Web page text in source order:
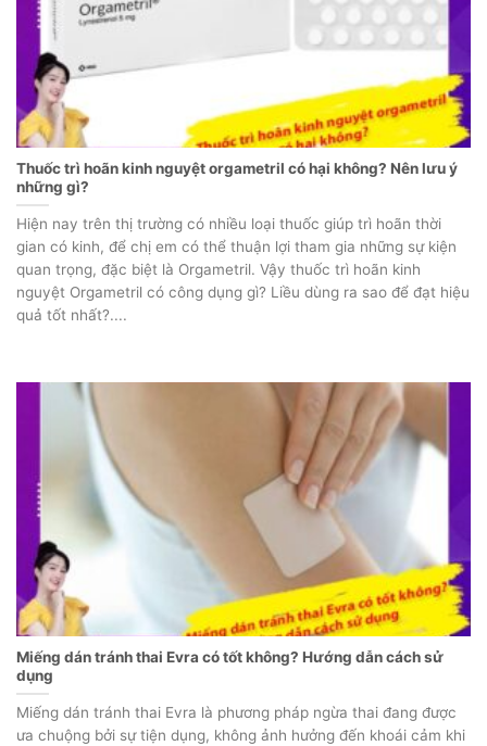
Thuốc trì hoãn kinh nguyệt orgametril có hại không? Nên lưu ý
những gì?
Hiện nay trên thị trường có nhiều loại thuốc giúp trì hoãn thời
gian có kinh, để chị em có thể thuận lợi tham gia những sự kiện
quan trọng, đặc biệt là Orgametril. Vậy thuốc trì hoãn kinh
nguyệt Orgametril có công dụng gì? Liều dùng ra sao để đạt hiệu
quả tốt nhất?....
Miếng dán tránh thai Evra có tốt không? Hướng dẫn cách sử
dụng
Miếng dán tránh thai Evra là phương pháp ngừa thai đang được
ưa chuộng bởi sự tiện dụng, không ảnh hưởng đến khoái cảm khi